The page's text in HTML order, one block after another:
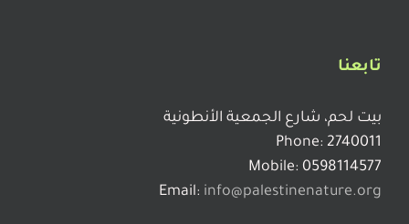
تابعنا
بيت لحم، شارع الجمعية الأنطونية
Phone: 2740011
Mobile: 0598114577
Email: info@palestinenature.org